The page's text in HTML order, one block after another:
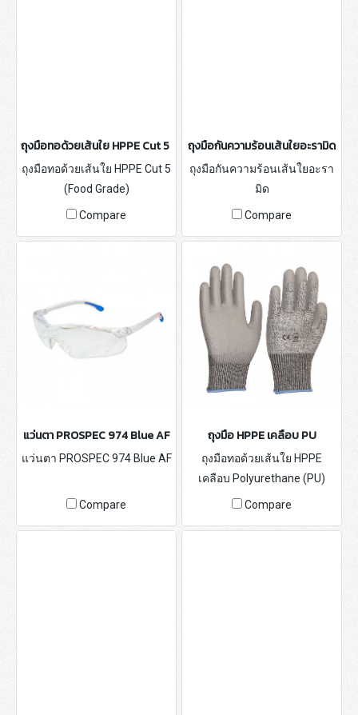
ถุงมือทอด้วยเส้นใย HPPE Cut 5 (Food Grade)
ถุงมือทอด้วยเส้นใย HPPE Cut 5
(Food Grade)
Compare
ถุงมือกันความร้อนเส้นใยอะรามิด
ถุงมือกันความร้อนเส้นใยอะรา
มิด
Compare
แว่นตา PROSPEC 974 Blue AF
แว่นตา PROSPEC 974 Blue AF
Compare
ถุงมือ HPPE เคลือบ PU
ถุงมือทอด้วยเส้นใย HPPE
เคลือบ Polyurethane (PU)
Compare